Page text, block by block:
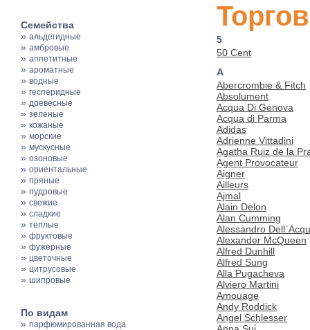
Семейства
» альдегидные
» амбровые
» аппетитные
» ароматные
» водные
» гесперидные
» древесные
» зеленые
» кожаные
» морские
» мускусные
» озоновые
» ориентальные
» пряные
» пудровые
» свежие
» сладкие
» теплые
» фруктовые
» фужерные
» цветочные
» цитрусовые
» шипровые
По видам
» парфюмированная вода
5
50 Cent
A
Abercrombie & Fitch
Absolument
Acqua Di Genova
Acqua di Parma
Adidas
Adrienne Vittadini
Agatha Ruiz de la
Agent Provocateur
Aigner
Ailleurs
Ajmal
Alain Delon
Alan Cumming
Alessandro
Alexander McQueen
Alfred Dunhill
Alfred Sung
Alla Pugacheva
Alviero Martini
Amouage
Andy Roddick
Angel Schlesser